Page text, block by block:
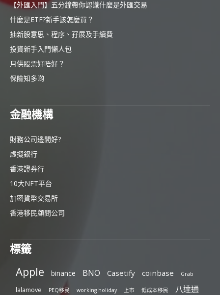
【外匯入門】五分鐘帶你認識什麼是外匯交易
什麼是ETF?新手該怎麼買？
抽新股意思、程序、孖展及手續費
投資新手入門懶人包
月供股票好唔好？
保險知多啲
金融機構
財務公司邊間好?
虛擬銀行
香港證券行
10大NFT平台
加密貨幣交易所
香港移民顧問公司
標籤
Apple binance BNO Casetify coinbase Grab
lalamove PEQ移民 working holiday 上市 低成本移民 八達通